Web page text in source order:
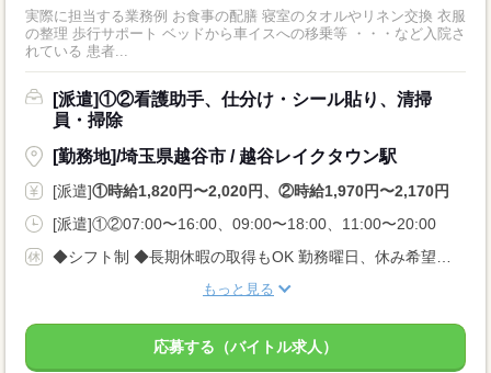
実際に担当する業務例 お食事の配膳 寝室のタオルやリネン交換 衣服
の整理 歩行サポート ベッドから車イスへの移乗等 ・・・など入院さ
れている 患者...
[派遣]①②看護助手、仕分け・シール貼り、清掃
員・掃除
[勤務地]/埼玉県越谷市 / 越谷レイクタウン駅
[派遣]①時給1,820円〜2,020円、②時給1,970円〜2,170円
[派遣]①②07:00〜16:00、09:00〜18:00、11:00〜20:00
もっと見る
応募する（バイトル求人）